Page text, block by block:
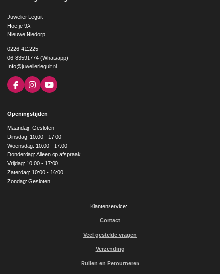
Juwelier Leguit
Hoefje 9A
Nieuwe Niedorp
0226-411225
06-83591774 (Whatsapp)
Info@juwelierleguit.nl
F
a
b
o
k
I
n
a
g
r
a
m
Y
o
e
Openingstijden
Maandag: Gesloten
Dinsdag: 10:00 - 17:00
Woensdag: 10:00 - 17:00
Donderdag: Alleen op afspraak
Vrijdag: 10:00 - 17:00
Zaterdag: 10:00 - 16:00
Zondag: Gesloten
Klantenservice:
Contact
Veel gestelde vragen
Verzending
Ruilen en Retourneren